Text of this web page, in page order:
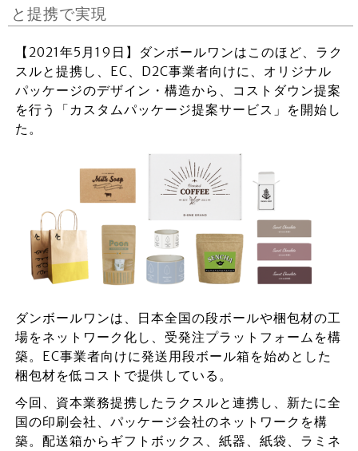
と提携で実現
【2021年5月19日】ダンボールワンはこのほど、ラク
スルと提携し、EC、D2C事業者向けに、オリジナル
パッケージのデザイン・構造から、コストダウン提案
を行う「カスタムパッケージ提案サービス」を開始し
た。
ダンボールワンは、日本全国の段ボールや梱包材の工
場をネットワーク化し、受発注プラットフォームを構
築。EC事業者向けに発送用段ボール箱を始めとした
梱包材を低コストで提供している。
今回、資本業務提携したラクスルと連携し、新たに全
国の印刷会社、パッケージ会社のネットワークを構
築。配送箱からギフトボックス、紙器、紙袋、ラミネ